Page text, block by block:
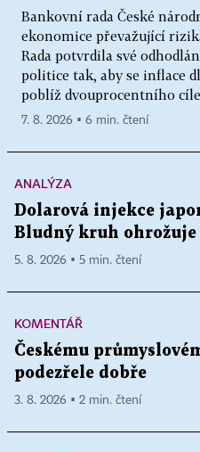
Bankovní rada České
ekonomice převažující
Rada potvrdila své
politice tak, aby se inflace
poblíž dvouprocentního
7. 8. 2026 ▪ 6 min. čtení
ANALÝZA
Dolarová injekce
Bludný kruh
5. 8. 2026 ▪ 5 min. čtení
KOMENTÁŘ
Českému
podezřele dobře
3. 8. 2026 ▪ 2 min. čtení